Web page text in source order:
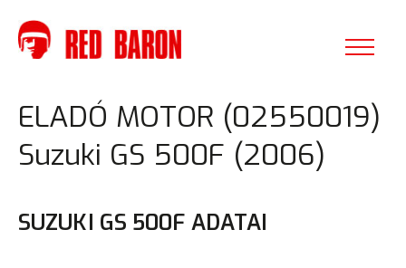
ELADÓ MOTOR (02550019)
Suzuki GS 500F (2006)
SUZUKI GS 500F ADATAI